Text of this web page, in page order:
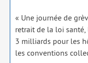
« Une jour­née de
retrait de la loi san­té,
3 mil­liards pour les
les conven­tions